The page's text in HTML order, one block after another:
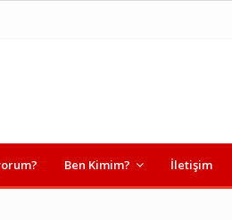
Ben Kimim? İletişim